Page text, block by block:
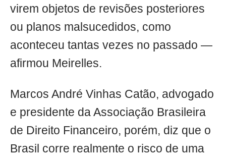
virem objetos de revisões posteriores
ou planos malsucedidos, como
aconteceu tantas vezes no passado —
afirmou Meirelles.
Marcos André Vinhas Catão, advogado
e presidente da Associação Brasileira
de Direito Financeiro, porém, diz que o
Brasil corre realmente o risco de uma